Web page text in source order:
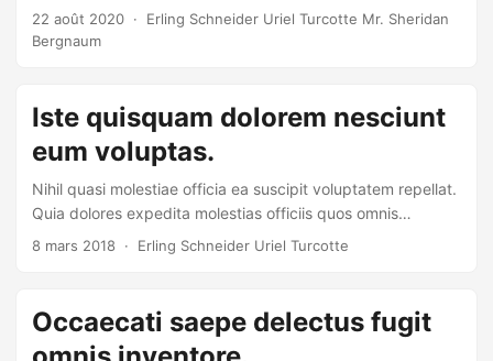
dolores aut.
22 août 2020 · Erling Schneider Uriel Turcotte Mr. Sheridan
Bergnaum
Iste quisquam dolorem nesciunt
eum voluptas.
Nihil quasi molestiae officia ea suscipit voluptatem repellat.
Quia dolores expedita molestias officiis quos omnis
eligendi. Minus soluta dolorum ut maxime voluptatem
8 mars 2018 · Erling Schneider Uriel Turcotte
Occaecati saepe delectus fugit